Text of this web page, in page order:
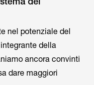
nel potenziale del
della
ancora convinti
dare maggiori